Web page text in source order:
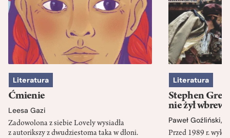
Literatura
Ćmienie
Leesa Gazi
Zadowolona z siebie Lovely wysiadła
z autorikszy z dwudziestoma taka w dłoni.
Literatura
Stephen
nie żył wbrew
Paweł Goźliński,
Przed 1989 r.